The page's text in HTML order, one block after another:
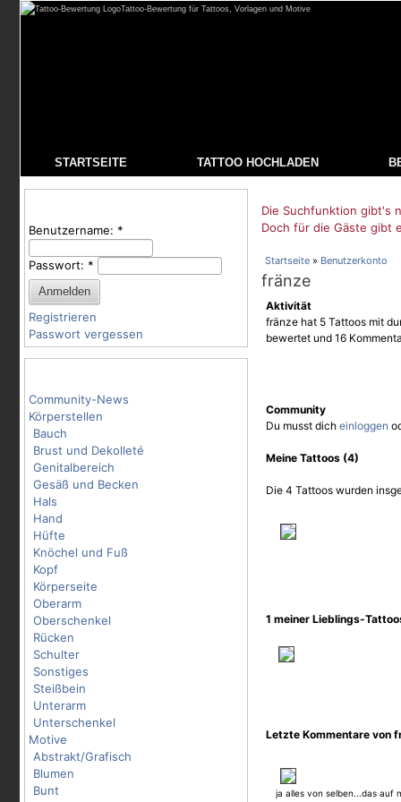
Tattoo-Bewertung für Tattoos, Vorlagen und Motive
STARTSEITE TATTOO HOCHLADEN
Benutzername: *
Passwort: *
Registrieren
Passwort vergessen
Community-News
Körperstellen
Bauch
Brust und Dekolleté
Genitalbereich
Gesäß und Becken
Hals
Hand
Hüfte
Knöchel und Fuß
Kopf
Körperseite
Oberarm
Oberschenkel
Rücken
Schulter
Sonstiges
Steißbein
Unterarm
Unterschenkel
Motive
Abstrakt/Grafisch
Blumen
Bunt
Die Suchfunktion gibt's
Doch für die Gäste gibt
Startseite » Benutzerkonto
fränze
Aktivität
fränze hat 5 Tattoos mit
bewertet und 16
Community
Du musst dich einloggen
Meine Tattoos (4)
Die 4 Tattoos wurden
1 meiner Lieblings-
Letzte Kommentare von
ja alles von selben...das auf